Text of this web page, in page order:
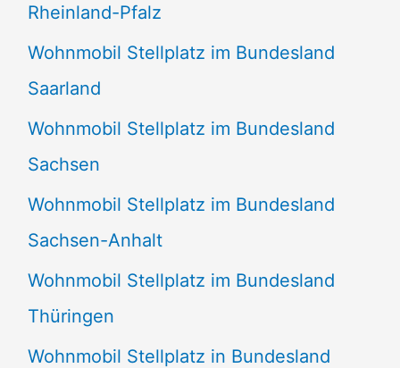
Rheinland-Pfalz
Wohnmobil Stellplatz im Bundesland
Saarland
Wohnmobil Stellplatz im Bundesland
Sachsen
Wohnmobil Stellplatz im Bundesland
Sachsen-Anhalt
Wohnmobil Stellplatz im Bundesland
Thüringen
Wohnmobil Stellplatz in Bundesland